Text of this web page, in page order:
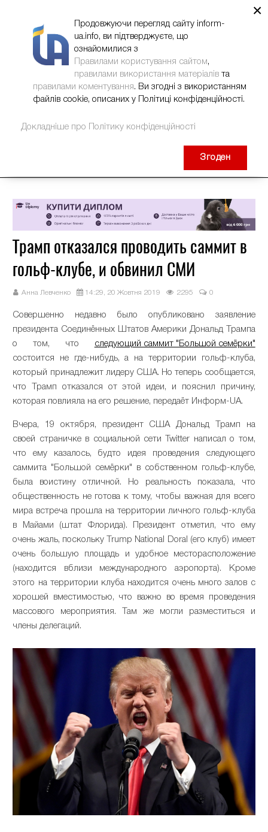
Трамп отказался проводить саммит в
гольф-клубе, и обвинил СМИ
Анна Левченко 14:29, 20 Жовтня 2019 2295 0
Совершенно недавно было опубликовано заявление
президента Соединённых Штатов Америки Дональд Трампа
о том, что следующий саммит "Большой семёрки"
состоится не где-нибудь, а на территории гольф-клуба,
который принадлежит лидеру США. Но теперь сообщается,
что Трамп отказался от этой идеи, и пояснил причину,
которая повлияла на его решение, передаёт Информ-UA.
Вчера, 19 октября, президент США Дональд Трамп на
своей страничке в социальной сети Twitter написал о том,
что ему казалось, будто идея проведения следующего
саммита "Большой семёрки" в собственном гольф-клубе,
была воистину отличной. Но реальность показала, что
общественность не готова к тому, чтобы важная для всего
мира встреча прошла на территории личного гольф-клуба
в Майами (штат Флорида). Президент отметил, что ему
очень жаль, поскольку Trump National Doral (его клуб) имеет
очень большую площадь и удобное месторасположение
(находится вблизи международного аэропорта). Кроме
этого на территории клуба находится очень много залов с
хорошей вместимостью, что важно во время проведения
массового мероприятия. Там же могли разместиться и
члены делегаций.
×
Продовжуючи перегляд сайту inform-
ua.info, ви підтверджуєте, що
ознайомилися з
Правилами користування сайтом,
правилами використання матеріалів та
правилами коментування. Ви згодні з використанням
файлів cookie, описаних у Політиці конфіденційності.
Докладніше про Політику конфіденційності
Згоден